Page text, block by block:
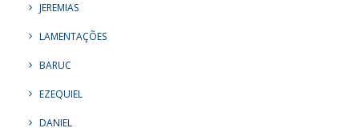
JEREMIAS
LAMENTAÇÕES
BARUC
EZEQUIEL
DANIEL